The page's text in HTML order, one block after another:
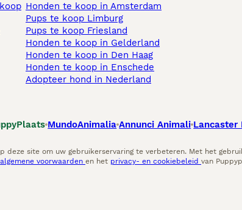
Honden te koop in Amsterdam
Pups te koop Limburg​
Pups te koop Friesland​
Honden te koop in Gelderland
Honden te koop in Den Haag
Honden te koop in Enschede
Adopteer hond in Nederland
MundoAnimalia Annunci Animali Lancaster
deze site om uw gebruikerservaring te verbeteren. Met het
algemene voorwaarden en het privacy- en cookiebeleid van